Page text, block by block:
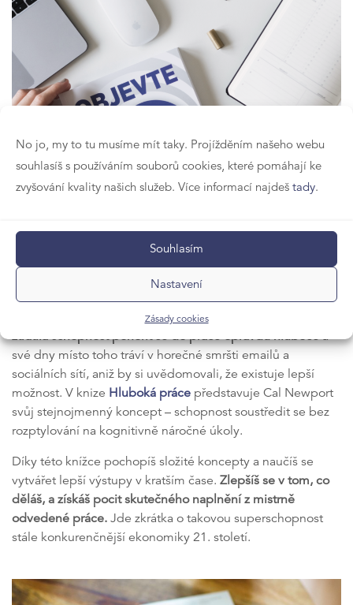
No jo, my to tu musíme mít taky. Projížděním našeho webu
souhlasíš s používáním souborů cookies, které pomáhají ke
zvyšování kvality našich služeb. Více informací najdeš tady.
Souhlasím
Nastavení
Zásady cookies
Hluboká práce
V dnešní době neustálé online dostupnosti
ztratila schopnost ponořit se do práce opravdu hlubocea
své dny místo toho tráví v horečné smršti emailů a
sociálních sítí, aniž by si uvědomovali, že existuje lepší
možnost. V knize Hluboká práce představuje Cal Newport
svůj stejnojmenný koncept – schopnost soustředit se bez
rozptylování na kognitivně náročné úkoly.
Díky této knížce pochopíš složité koncepty a naučíš se
vytvářet lepší výstupy v kratším čase. Zlepšíš se v tom, co
děláš, a získáš pocit skutečného naplnění z mistrně
odvedené práce. Jde zkrátka o takovou superschopnost
stále konkurenčnější ekonomiky 21. století.